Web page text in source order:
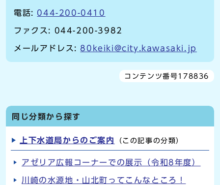
電話: 044-200-0410
ファクス: 044-200-3982
メールアドレス: 80keiki@city.kawasaki.jp
コンテンツ番号178836
同じ分類から探す
上下水道局からのご案内 （この記事の分類）
アゼリア広報コーナーでの展示（令和8年度）
川崎の水源地・山北町ってこんなところ！